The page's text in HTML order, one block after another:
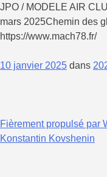
JPO / MODELE AIR
mars 2025Chemin des
https://www.mach78.fr/
10 janvier 2025 dans
Fièrement propulsé par
Konstantin Kovshenin